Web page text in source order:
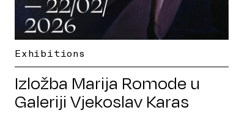
Exhibitions
Izložba Marija Romode u
Galeriji Vjekoslav Karas